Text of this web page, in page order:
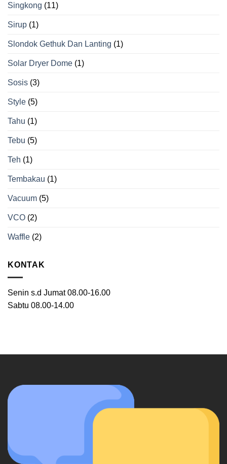
Singkong (11)
Sirup (1)
Slondok Gethuk Dan Lanting (1)
Solar Dryer Dome (1)
Sosis (3)
Style (5)
Tahu (1)
Tebu (5)
Teh (1)
Tembakau (1)
Vacuum (5)
VCO (2)
Waffle (2)
KONTAK
Senin s.d Jumat 08.00-16.00
Sabtu 08.00-14.00